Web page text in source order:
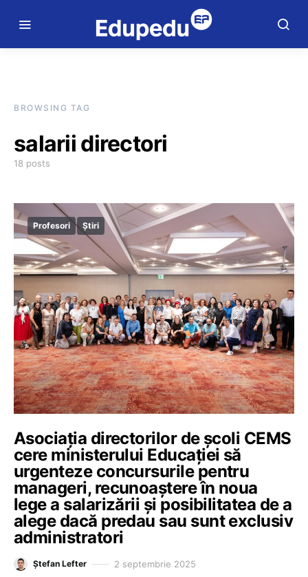
BROWSING TAG
salarii directori
18 posts
Profesori Știri
Asociația directorilor de școli CEMS
cere ministerului Educației să
urgenteze concursurile pentru
manageri, recunoaștere în noua
lege a salarizării și posibilitatea de a
alege dacă predau sau sunt exclusiv
administratori
Ștefan Lefter 2 septembrie 2025